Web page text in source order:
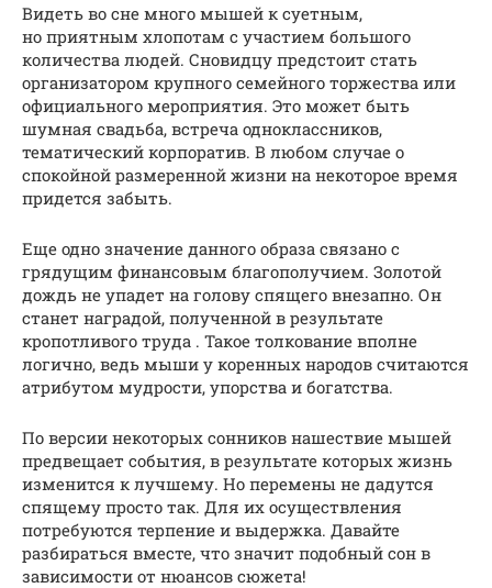
Видеть во сне много мышей к суетным,
но приятным хлопотам с участием большого
количества людей. Сновидцу предстоит стать
организатором крупного семейного торжества или
официального мероприятия. Это может быть
шумная свадьба, встреча одноклассников,
тематический корпоратив. В любом случае о
спокойной размеренной жизни на некоторое время
придется забыть.
Еще одно значение данного образа связано с
грядущим финансовым благополучием. Золотой
дождь не упадет на голову спящего внезапно. Он
станет наградой, полученной в результате
кропотливого труда . Такое толкование вполне
логично, ведь мыши у коренных народов считаются
атрибутом мудрости, упорства и богатства.
По версии некоторых сонников нашествие мышей
предвещает события, в результате которых жизнь
изменится к лучшему. Но перемены не дадутся
спящему просто так. Для их осуществления
потребуются терпение и выдержка. Давайте
разбираться вместе, что значит подобный сон в
зависимости от нюансов сюжета!